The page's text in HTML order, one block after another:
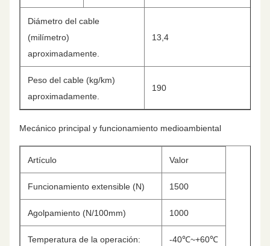
Diámetro del cable
(milímetro)
aproximadamente.
13,4
Peso del cable (kg/km)
aproximadamente.
190
Mecánico principal y funcionamiento medioambiental
Artículo Valor
Funcionamiento extensible (N) 1500
Agolpamiento (N/100mm) 1000
Temperatura de la operación: -40℃~+60℃